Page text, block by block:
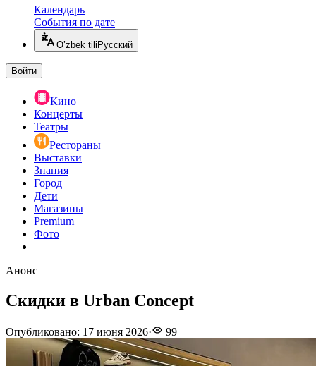
Календарь
События по дате
O’zbek tili Русский
Войти
Кино
Концерты
Театры
Рестораны
Выставки
Знания
Город
Дети
Магазины
Premium
Фото
Анонс
Cкидки в Urban Concept
Опубликовано: 17 июня 2026· 99